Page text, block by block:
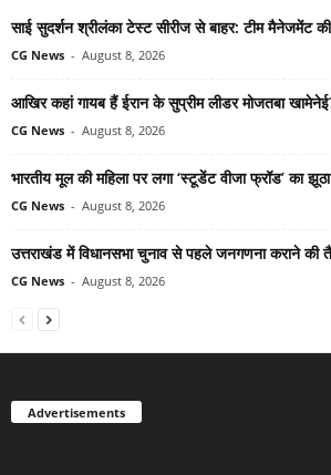
साई सुदर्शन श्रीलंका टेस्ट सीरीज से बाहर: टीम मैनेजमेंट
CG News - August 8, 2026
आखिर कहां गायब हैं ईरान के सुप्रीम लीडर मोजतबा
CG News - August 8, 2026
भारतीय मूल की महिला पर लगा ‘स्टूडेंट वीजा फ्रॉड’ का
CG News - August 8, 2026
उत्तराखंड में विधानसभा चुनाव से पहले जनगणना कराने की
CG News - August 8, 2026
Advertisements